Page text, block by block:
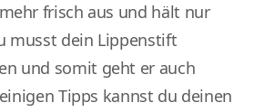
frisch aus und hält nur
musst dein Lippenstift
und somit geht er auch
Tipps kannst du deinen